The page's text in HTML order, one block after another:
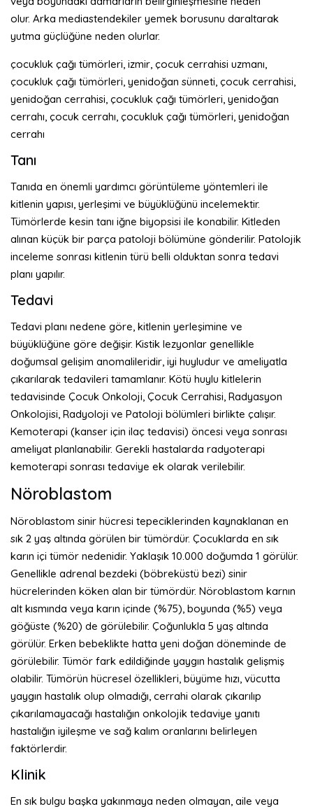
olur. Arka mediastendekiler yemek borusunu daraltarak
yutma güçlüğüne neden olurlar.
çocukluk çağı tümörleri, izmir, çocuk cerrahisi uzmanı,
çocukluk çağı tümörleri, yenidoğan sünneti, çocuk cerrahisi,
yenidoğan cerrahisi, çocukluk çağı tümörleri, yenidoğan
cerrahı, çocuk cerrahı, çocukluk çağı tümörleri, yenidoğan
cerrahı
Tanı
Tanıda en önemli yardımcı görüntüleme yöntemleri ile
kitlenin yapısı, yerleşimi ve büyüklüğünü incelemektir.
Tümörlerde kesin tanı iğne biyopsisi ile konabilir. Kitleden
alınan küçük bir parça patoloji bölümüne gönderilir. Patolojik
inceleme sonrası kitlenin türü belli olduktan sonra tedavi
planı yapılır.
Tedavi
Tedavi planı nedene göre, kitlenin yerleşimine ve
büyüklüğüne göre değişir. Kistik lezyonlar genellikle
doğumsal gelişim anomalileridir, iyi huyludur ve ameliyatla
çıkarılarak tedavileri tamamlanır. Kötü huylu kitlelerin
tedavisinde Çocuk Onkoloji, Çocuk Cerrahisi, Radyasyon
Onkolojisi, Radyoloji ve Patoloji bölümleri birlikte çalışır.
Kemoterapi (kanser için ilaç tedavisi) öncesi veya sonrası
ameliyat planlanabilir. Gerekli hastalarda radyoterapi
kemoterapi sonrası tedaviye ek olarak verilebilir.
Nöroblastom
Nöroblastom sinir hücresi tepeciklerinden kaynaklanan en
sık 2 yaş altında görülen bir tümördür. Çocuklarda en sık
karın içi tümör nedenidir. Yaklaşık 10.000 doğumda 1 görülür.
Genellikle adrenal bezdeki (böbreküstü bezi) sinir
hücrelerinden köken alan bir tümördür. Nöroblastom karnın
alt kısmında veya karın içinde (%75), boyunda (%5) veya
göğüste (%20) de görülebilir. Çoğunlukla 5 yaş altında
görülür. Erken bebeklikte hatta yeni doğan döneminde de
görülebilir. Tümör fark edildiğinde yaygın hastalık gelişmiş
olabilir. Tümörün hücresel özellikleri, büyüme hızı, vücutta
yaygın hastalık olup olmadığı, cerrahi olarak çıkarılıp
çıkarılamayacağı hastalığın onkolojik tedaviye yanıtı
hastalığın iyileşme ve sağ kalım oranlarını belirleyen
faktörlerdir.
Klinik
En sık bulgu başka yakınmaya neden olmayan, aile veya